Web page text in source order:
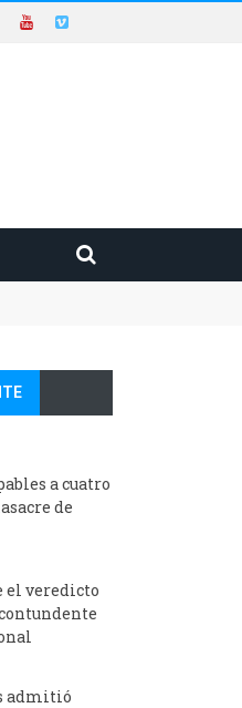
a cuatro
de
el veredicto
admitió